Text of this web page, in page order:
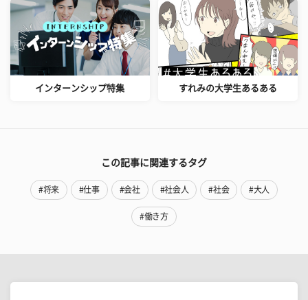
インターンシップ特集 すれみの大学生あるある
この記事に関連するタグ
#将来 #仕事 #会社 #社会人 #社会 #大人
#働き方